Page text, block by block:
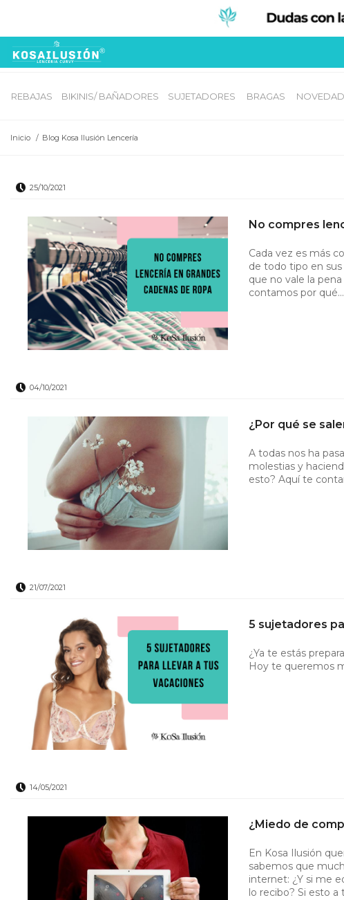
REBAJAS BIKINIS/ BAÑADORES SUJETADORES BRAGAS
Inicio / Blog Kosa Ilusión Lencería
25/10/2021
No compres
Cada vez es más
de todo tipo en
que no vale la
contamos por
04/10/2021
¿Por qué se
A todas nos ha
molestias y
esto? Aquí te
21/07/2021
5 sujetadores
¿Ya te estás
Hoy te queremos
14/05/2021
¿Miedo de
En Kosa Ilusión
sabemos que
internet: ¿Y si me
lo recibo? Si esto